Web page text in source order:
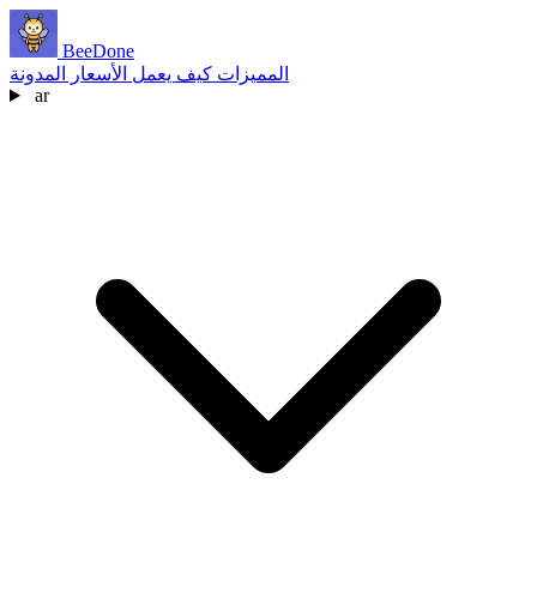
BeeDone
المميزات كيف يعمل الأسعار
المدونة
ar